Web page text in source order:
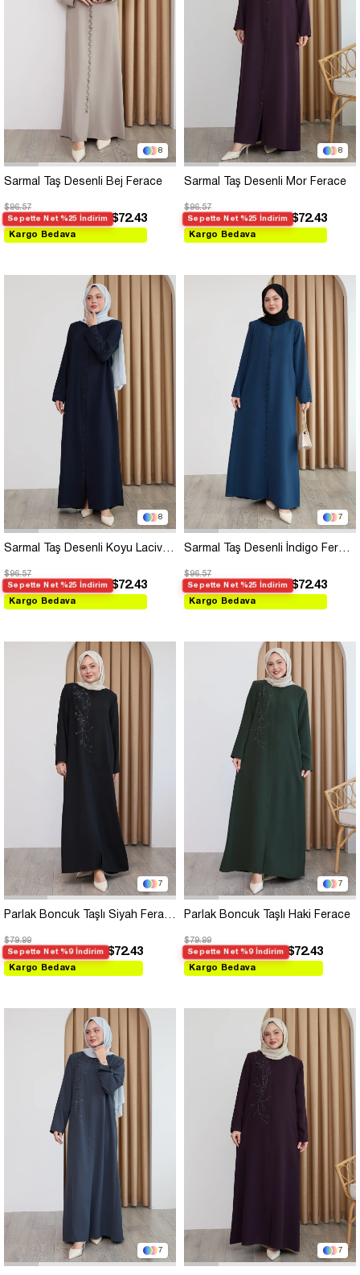
8
Sarmal Taş Desenli Bej Ferace
$96.57
Sepette Net %25 İndirim $72.43
Kargo Bedava
8
Sarmal Taş Desenli Mor Ferace
$96.57
Sepette Net %25 İndirim $72.43
Kargo Bedava
8
$96.57
Sepette Net %25 İndirim $72.43
Kargo Bedava
7
$96.57
Sepette Net %25 İndirim $72.43
Kargo Bedava
7
$79.99
Sepette Net %9 İndirim $72.43
Kargo Bedava
7
Parlak Boncuk Taşlı Haki Ferace
$79.99
Sepette Net %9 İndirim $72.43
Kargo Bedava
7 7